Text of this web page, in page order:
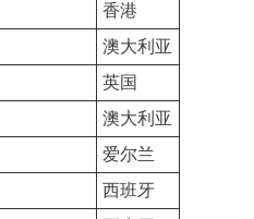
香港
澳大利亚
英国
澳大利亚
爱尔兰
西班牙